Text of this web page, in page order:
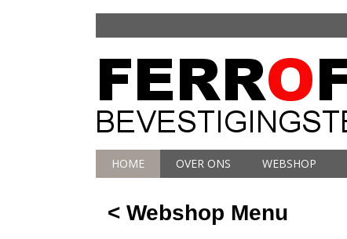
HOME OVER ONS WEBSHOP
< Webshop Menu